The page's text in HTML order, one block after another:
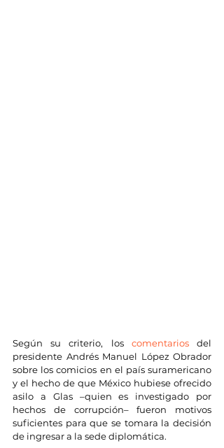
Según su criterio, los comentarios del
presidente Andrés Manuel López Obrador
sobre los comicios en el país suramericano
y el hecho de que México hubiese ofrecido
asilo a Glas –quien es investigado por
hechos de corrupción– fueron motivos
suficientes para que se tomara la decisión
de ingresar a la sede diplomática.